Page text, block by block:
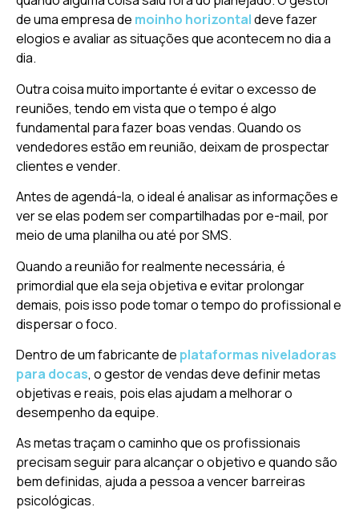
de uma empresa de moinho horizontaldeve fazer
elogios e avaliar as situações que acontecem no dia a
dia.
Outra coisa muito importante é evitar o excesso de
reuniões, tendo em vista que o tempo é algo
fundamental para fazer boas vendas. Quando os
vendedores estão em reunião, deixam de prospectar
clientes e vender.
Antes de agendá-la, o ideal é analisar as informações e
ver se elas podem ser compartilhadas por e-mail, por
meio de uma planilha ou até por SMS.
Quando a reunião for realmente necessária, é
primordial que ela seja objetiva e evitar prolongar
demais, pois isso pode tomar o tempo do profissional e
dispersar o foco.
Dentro de um fabricante de plataformas niveladoras
para docas, o gestor de vendas deve definir metas
objetivas e reais, pois elas ajudam a melhorar o
desempenho da equipe.
As metas traçam o caminho que os profissionais
precisam seguir para alcançar o objetivo e quando são
bem definidas, ajuda a pessoa a vencer barreiras
psicológicas.